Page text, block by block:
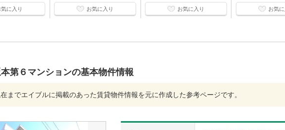
気に入り お気に入り お気に入り お気
第６マンションの基本物件情報
までエイブルに掲載のあった賃貸物件情報を元に作成した参考ページです。